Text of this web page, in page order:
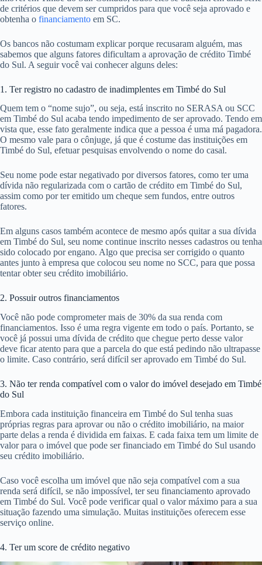
de critérios que devem ser cumpridos para que você seja aprovado e
obtenha o financiamento em SC.
Os bancos não costumam explicar porque recusaram alguém, mas
sabemos que alguns fatores dificultam a aprovação de crédito Timbé
do Sul. A seguir você vai conhecer alguns deles:
1. Ter registro no cadastro de inadimplentes em Timbé do Sul
Quem tem o “nome sujo”, ou seja, está inscrito no SERASA ou SCC
em Timbé do Sul acaba tendo impedimento de ser aprovado. Tendo em
vista que, esse fato geralmente indica que a pessoa é uma má pagadora.
O mesmo vale para o cônjuge, já que é costume das instituições em
Timbé do Sul, efetuar pesquisas envolvendo o nome do casal.
Seu nome pode estar negativado por diversos fatores, como ter uma
dívida não regularizada com o cartão de crédito em Timbé do Sul,
assim como por ter emitido um cheque sem fundos, entre outros
fatores.
Em alguns casos também acontece de mesmo após quitar a sua dívida
em Timbé do Sul, seu nome continue inscrito nesses cadastros ou tenha
sido colocado por engano. Algo que precisa ser corrigido o quanto
antes junto à empresa que colocou seu nome no SCC, para que possa
tentar obter seu crédito imobiliário.
2. Possuir outros financiamentos
Você não pode comprometer mais de 30% da sua renda com
financiamentos. Isso é uma regra vigente em todo o país. Portanto, se
você já possui uma dívida de crédito que chegue perto desse valor
deve ficar atento para que a parcela do que está pedindo não ultrapasse
o limite. Caso contrário, será difícil ser aprovado em Timbé do Sul.
3. Não ter renda compatível com o valor do imóvel desejado em Timbé
do Sul
Embora cada instituição financeira em Timbé do Sul tenha suas
próprias regras para aprovar ou não o crédito imobiliário, na maior
parte delas a renda é dividida em faixas. E cada faixa tem um limite de
valor para o imóvel que pode ser financiado em Timbé do Sul usando
seu crédito imobiliário.
Caso você escolha um imóvel que não seja compatível com a sua
renda será difícil, se não impossível, ter seu financiamento aprovado
em Timbé do Sul. Você pode verificar qual o valor máximo para a sua
situação fazendo uma simulação. Muitas instituições oferecem esse
serviço online.
4. Ter um score de crédito negativo